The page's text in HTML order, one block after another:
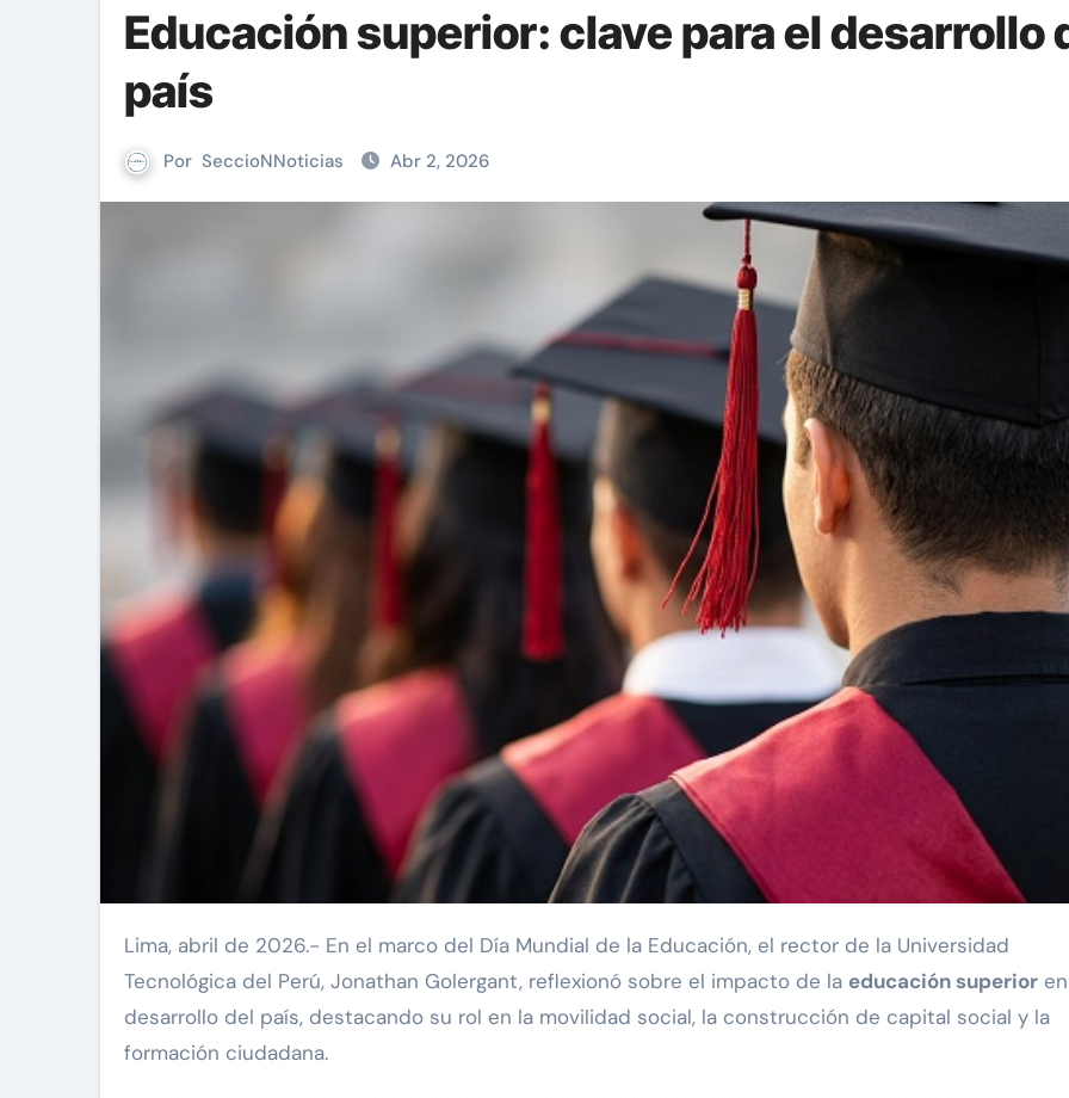
Educación superior: clave para el desarrollo
país
Por SeccioNNoticias Abr 2, 2026
Lima, abril de 2026.- En el marco del Día Mundial de la Educación, el rector de la Universidad
Tecnológica del Perú, Jonathan Golergant, reflexionó sobre el impacto de la educación superior
desarrollo del país, destacando su rol en la movilidad social, la construcción de capital social y la
formación ciudadana.